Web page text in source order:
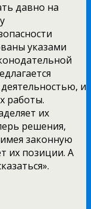
давно на
указами
и
работы.
их
решения,
законную
их позиции. А